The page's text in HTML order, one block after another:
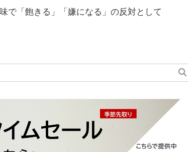
で「飽きる」「嫌になる」の反対として